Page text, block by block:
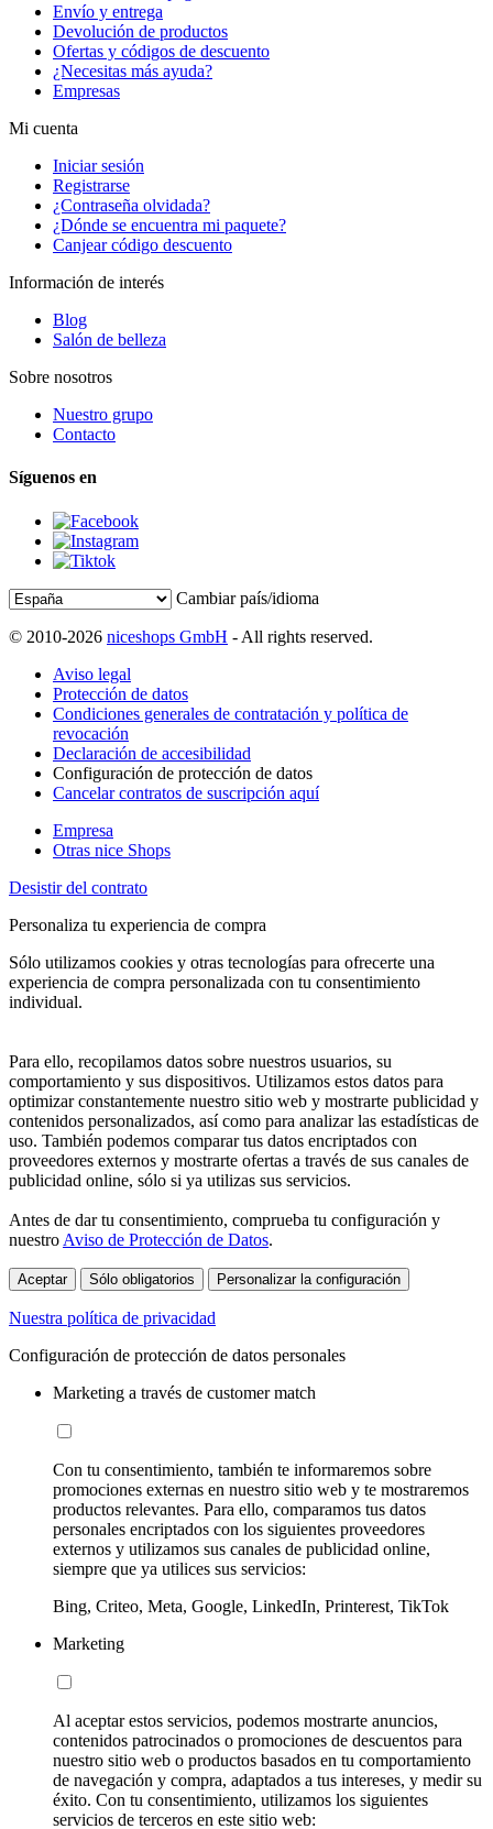
Envío y entrega
Devolución de productos
Ofertas y códigos de descuento
¿Necesitas más ayuda?
Empresas
Mi cuenta
Iniciar sesión
Registrarse
¿Contraseña olvidada?
¿Dónde se encuentra mi paquete?
Canjear código descuento
Información de interés
Blog
Salón de belleza
Sobre nosotros
Nuestro grupo
Contacto
Síguenos en
Cambiar país/idioma
© 2010-2026 niceshops GmbH - All rights reserved.
Aviso legal
Protección de datos
Condiciones generales de contratación y política de
revocación
Declaración de accesibilidad
Configuración de protección de datos
Cancelar contratos de suscripción aquí
Empresa
Otras nice Shops
Desistir del contrato
Personaliza tu experiencia de compra
Sólo utilizamos cookies y otras tecnologías para ofrecerte una
experiencia de compra personalizada con tu consentimiento
individual.
Para ello, recopilamos datos sobre nuestros usuarios, su
comportamiento y sus dispositivos. Utilizamos estos datos para
optimizar constantemente nuestro sitio web y mostrarte publicidad y
contenidos personalizados, así como para analizar las estadísticas de
uso. También podemos comparar tus datos encriptados con
proveedores externos y mostrarte ofertas a través de sus canales de
publicidad online, sólo si ya utilizas sus servicios.
Antes de dar tu consentimiento, comprueba tu configuración y
nuestro Aviso de Protección de Datos.
Aceptar Sólo obligatorios Personalizar la configuración
Nuestra política de privacidad
Configuración de protección de datos personales
Marketing a través de customer match
Con tu consentimiento, también te informaremos sobre
promociones externas en nuestro sitio web y te mostraremos
productos relevantes. Para ello, comparamos tus datos
personales encriptados con los siguientes proveedores
externos y utilizamos sus canales de publicidad online,
siempre que ya utilices sus servicios:
Bing, Criteo, Meta, Google, LinkedIn, Printerest, TikTok
Marketing
Al aceptar estos servicios, podemos mostrarte anuncios,
contenidos patrocinados o promociones de descuentos para
nuestro sitio web o productos basados en tu comportamiento
de navegación y compra, adaptados a tus intereses, y medir su
éxito. Con tu consentimiento, utilizamos los siguientes
servicios de terceros en este sitio web: